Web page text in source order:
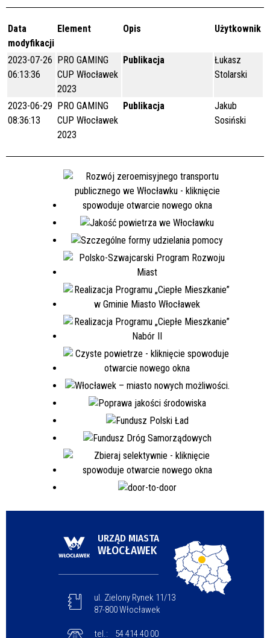
Data
modyfikacji
Element Opis Użytkownik
2023-07-26
06:13:36
PRO GAMING
CUP Włocławek
2023
Publikacja
Łukasz
Stolarski
2023-06-29
08:36:13
PRO GAMING
CUP Włocławek
2023
Publikacja
Jakub
Sosiński
URZĄD MIASTA
WŁOCŁAWEK
ul. Zielony Rynek 11/13
87-800 Włocławek
tel.:
54 414 40 00